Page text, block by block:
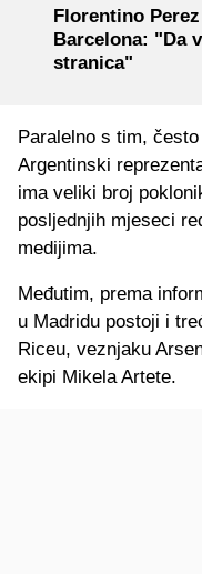
Florentino
Barcelona: "Da
stranica"
Paralelno s tim,
Argentinski
ima veliki broj
posljednjih mjeseci
medijima.
Međutim, prema
u Madridu postoji i
Riceu, veznjaku
ekipi Mikela Artete.